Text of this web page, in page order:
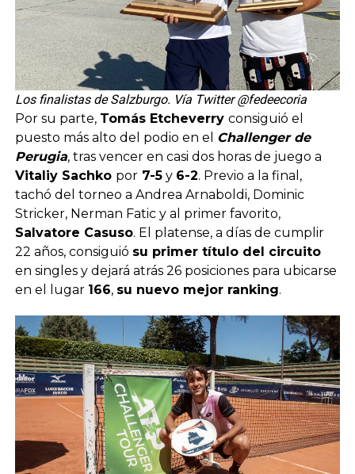
Los finalistas de Salzburgo. Vía Twitter @fedeecoria
Por su parte, Tomás Etcheverry consiguió el
puesto más alto del podio en el Challenger de
Perugia, tras vencer en casi dos horas de juego a
Vitaliy Sachko por7-5y 6-2. Previo a la final,
tachó del torneo a Andrea Arnaboldi, Dominic
Stricker, Nerman Fatic y al primer favorito,
Salvatore Casuso. El platense, a días de cumplir
22 años, consiguió su primer título del circuito
en singles y dejará atrás 26 posiciones para ubicarse
en el lugar 166, su nuevo mejor ranking.